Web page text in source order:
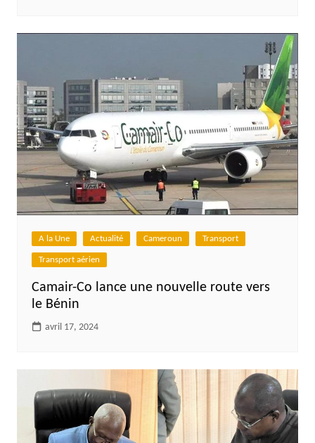
A la Une Actualité Cameroun Transport
Transport aérien
Camair-Co lance une nouvelle route vers
le Bénin
avril 17, 2024